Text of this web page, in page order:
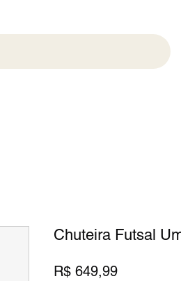
Chuteira Futsal
R$ 649,99Preço